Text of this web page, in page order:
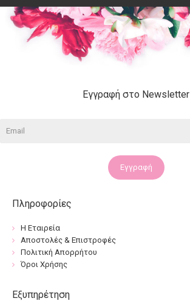
Εγγραφή στο Newsletter
Εγγραφή
Πληροφορίες
Η Εταιρεία
Αποστολές & Επιστροφές
Πολιτική Απορρήτου
Όροι Χρήσης
Εξυπηρέτηση